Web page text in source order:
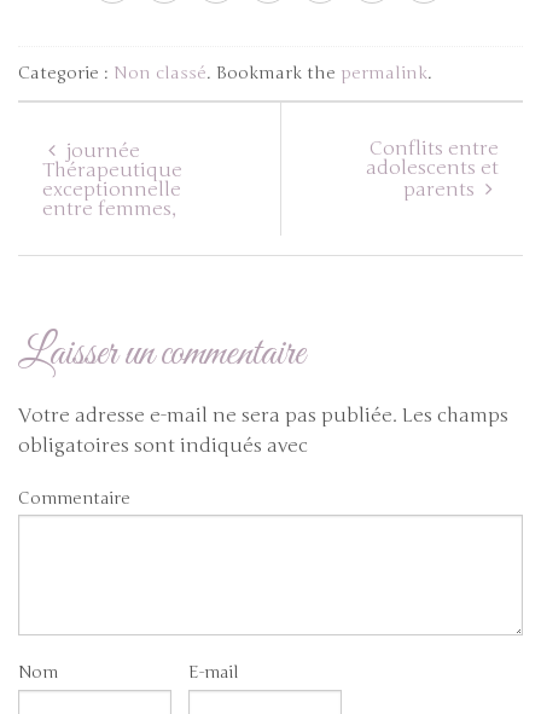
Categorie : Non classé. Bookmark the permalink.
journée
Thérapeutique
exceptionnelle
entre femmes,
Conflits entre
adolescents et
parents
Laisser un commentaire
Votre adresse e-mail ne sera pas publiée. Les champs
obligatoires sont indiqués avec
Commentaire
Nom E-mail